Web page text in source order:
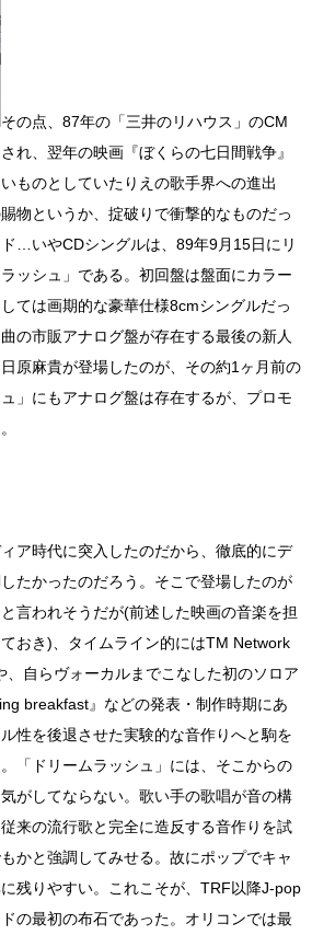
その点、87年の「三井のリハウス」のCM
れ、翌年の映画『ぼくらの七日間戦争』
ものとしていたりえの歌手界への進出
物というか、掟破りで衝撃的なものだっ
…いやCDシングルは、89年9月15日にリ
ッシュ」である。初回盤は盤面にカラー
ては画期的な豪華仕様8cmシングルだっ
の市販アナログ盤が存在する最後の新人
原麻貴が登場したのが、その約1ヶ月前の
」にもアナログ盤は存在するが、プロモ
ア時代に突入したのだから、徹底的にデ
たかったのだろう。そこで登場したのが
言われそうだが(前述した映画の音楽を担
おき)、タイムライン的にはTM Network
、自らヴォーカルまでこなした初のソロア
breakfast』などの発表・制作時期にあ
性を後退させた実験的な音作りへと駒を
「ドリームラッシュ」には、そこからの
がしてならない。歌い手の歌唱が音の構
来の流行歌と完全に造反する音作りを試
かと強調してみせる。故にポップでキャ
残りやすい。これこそが、TRF以降J-pop
の最初の布石であった。オリコンでは最